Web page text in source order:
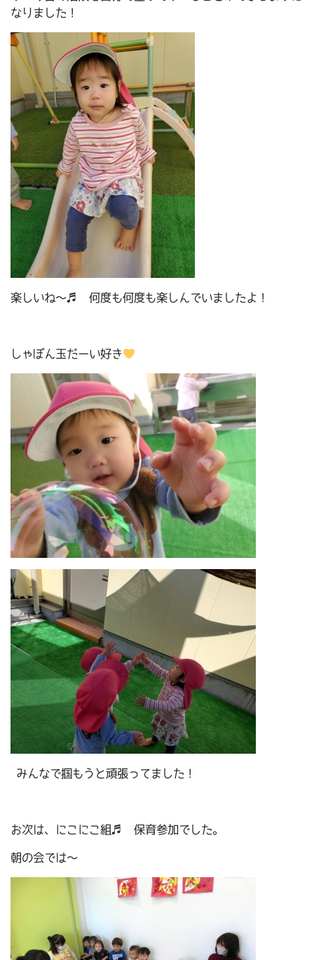
なりました！
楽しいね～♬ 何度も何度も楽しんでいましたよ！
しゃぼん玉だーい好き
みんなで掴もうと頑張ってました！
お次は、にこにこ組♬ 保育参加でした。
朝の会では～